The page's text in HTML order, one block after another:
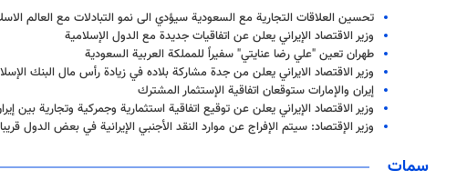
تحسين العلاقات التجارية مع السعودية سيؤدي الى نمو التبادلات مع العالم
وزير الاقتصاد الإيراني يعلن عن اتفاقيات جديدة مع الدول الإسلامية
طهران تعين "علي رضا عنايتي" سفيراً للمملكة العربية السعودية
وزير الاقتصاد الايراني يعلن من جدة مشاركة بلاده في زيادة رأس مال البنك
إيران والإمارات ستوقعان اتفاقية الإستثمار المشترك
وزير الاقتصاد الإيراني يعلن عن توقيع اتفاقية استثمارية وجمركية وتجارية بين
وزير الإقتصاد: سيتم الإفراج عن موارد النقد الأجنبي الإيرانية في بعض الدول قريبا
سمات